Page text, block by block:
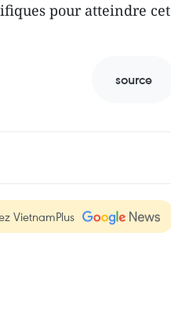
pour atteindre cet
source
VietnamPlus